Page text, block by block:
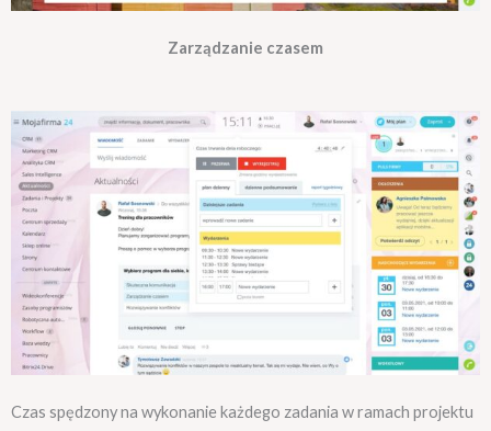
Zarządzanie czasem
Czas spędzony na wykonanie każdego zadania w ramach projektu